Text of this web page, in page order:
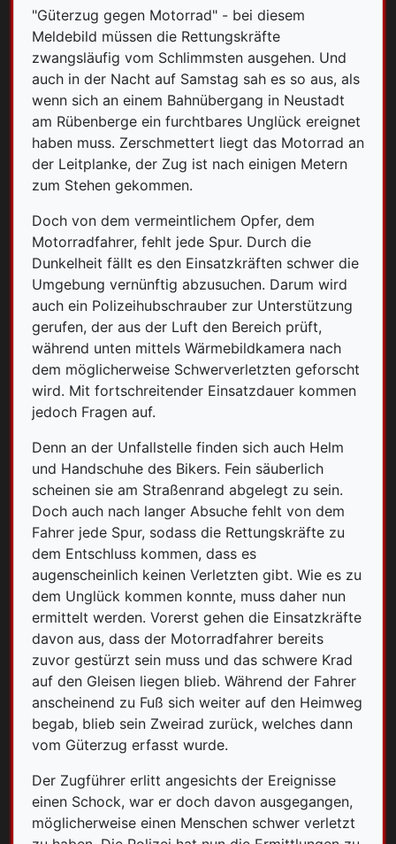
"Güterzug gegen Motorrad" - bei diesem
Meldebild müssen die Rettungskräfte
zwangsläufig vom Schlimmsten ausgehen. Und
auch in der Nacht auf Samstag sah es so aus, als
wenn sich an einem Bahnübergang in Neustadt
am Rübenberge ein furchtbares Unglück ereignet
haben muss. Zerschmettert liegt das Motorrad an
der Leitplanke, der Zug ist nach einigen Metern
zum Stehen gekommen.
Doch von dem vermeintlichem Opfer, dem
Motorradfahrer, fehlt jede Spur. Durch die
Dunkelheit fällt es den Einsatzkräften schwer die
Umgebung vernünftig abzusuchen. Darum wird
auch ein Polizeihubschrauber zur Unterstützung
gerufen, der aus der Luft den Bereich prüft,
während unten mittels Wärmebildkamera nach
dem möglicherweise Schwerverletzten geforscht
wird. Mit fortschreitender Einsatzdauer kommen
jedoch Fragen auf.
Denn an der Unfallstelle finden sich auch Helm
und Handschuhe des Bikers. Fein säuberlich
scheinen sie am Straßenrand abgelegt zu sein.
Doch auch nach langer Absuche fehlt von dem
Fahrer jede Spur, sodass die Rettungskräfte zu
dem Entschluss kommen, dass es
augenscheinlich keinen Verletzten gibt. Wie es zu
dem Unglück kommen konnte, muss daher nun
ermittelt werden. Vorerst gehen die Einsatzkräfte
davon aus, dass der Motorradfahrer bereits
zuvor gestürzt sein muss und das schwere Krad
auf den Gleisen liegen blieb. Während der Fahrer
anscheinend zu Fuß sich weiter auf den Heimweg
begab, blieb sein Zweirad zurück, welches dann
vom Güterzug erfasst wurde.
Der Zugführer erlitt angesichts der Ereignisse
einen Schock, war er doch davon ausgegangen,
möglicherweise einen Menschen schwer verletzt